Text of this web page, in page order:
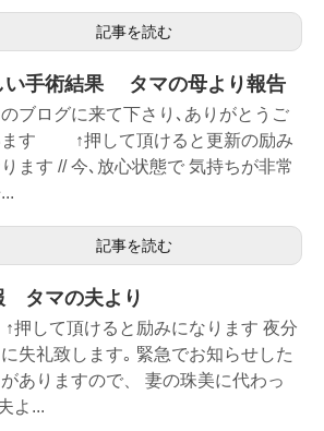
記事を読む
い手術結果 タマの母より報告
ブログに来て下さり､ありがとうご
ます ↑押して頂けると更新の励み
ます // 今､放心状態で 気持ちが非常
記事を読む
タマの夫より
して頂けると励みになります 夜分
失礼致します｡ 緊急でお知らせした
ありますので、 妻の珠美に代わっ
よ...